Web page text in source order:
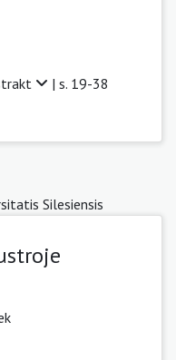
| s. 19-38
Silesiensis